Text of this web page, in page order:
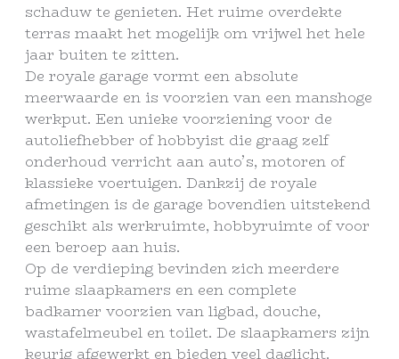
schaduw te genieten. Het ruime overdekte
terras maakt het mogelijk om vrijwel het hele
jaar buiten te zitten.
De royale garage vormt een absolute
meerwaarde en is voorzien van een manshoge
werkput. Een unieke voorziening voor de
autoliefhebber of hobbyist die graag zelf
onderhoud verricht aan auto’s, motoren of
klassieke voertuigen. Dankzij de royale
afmetingen is de garage bovendien uitstekend
geschikt als werkruimte, hobbyruimte of voor
een beroep aan huis.
Op de verdieping bevinden zich meerdere
ruime slaapkamers en een complete
badkamer voorzien van ligbad, douche,
wastafelmeubel en toilet. De slaapkamers zijn
keurig afgewerkt en bieden veel daglicht.